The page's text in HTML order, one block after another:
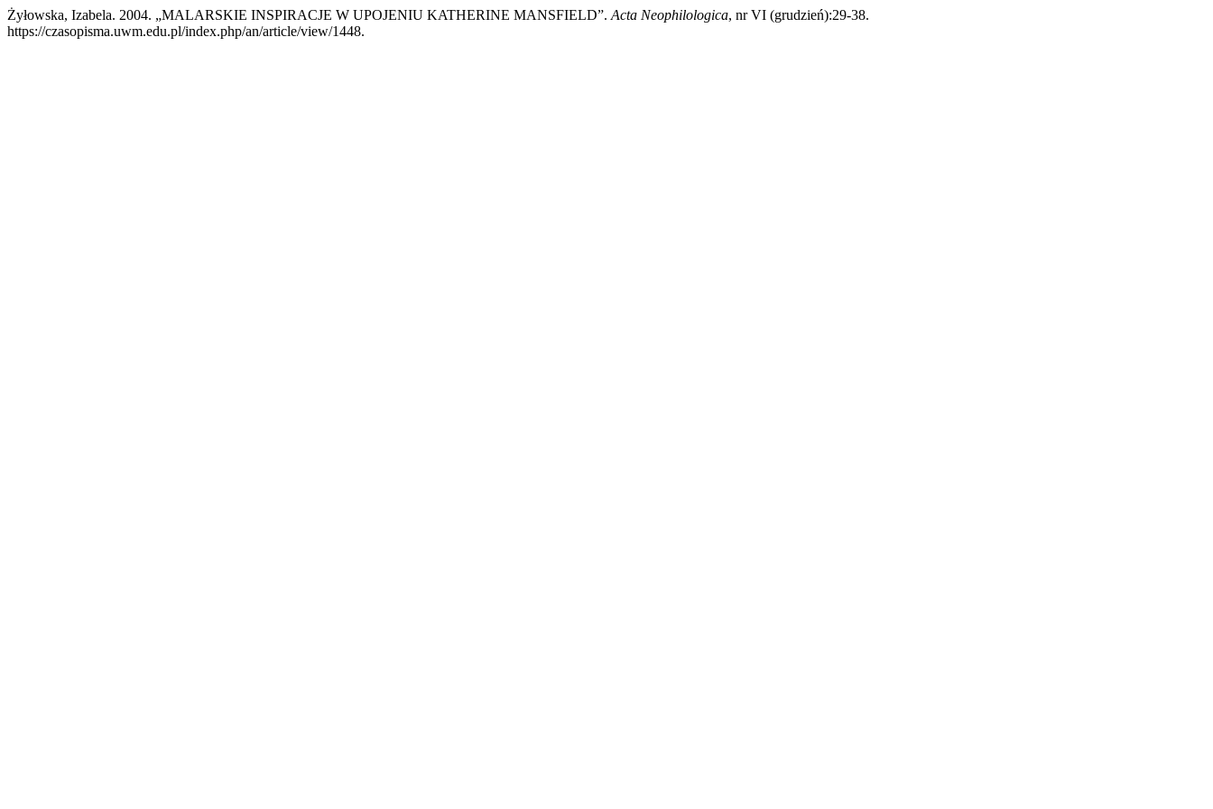
Żyłowska, Izabela. 2004. „MALARSKIE INSPIRACJE W UPOJENIU KATHERINE MANSFIELD”. Acta Neophilologica, nr VI (grudzień):29-38.
https://czasopisma.uwm.edu.pl/index.php/an/article/view/1448.